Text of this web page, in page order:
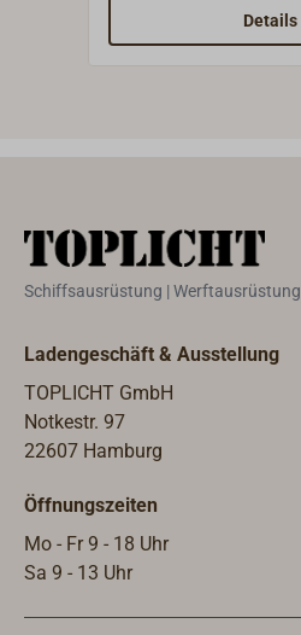
Details
Schiffsausrüstung | Werftausrüstung
Ladengeschäft & Ausstellung
TOPLICHT GmbH
Notkestr. 97
22607 Hamburg
Öffnungszeiten
Mo - Fr 9 - 18 Uhr
Sa 9 - 13 Uhr